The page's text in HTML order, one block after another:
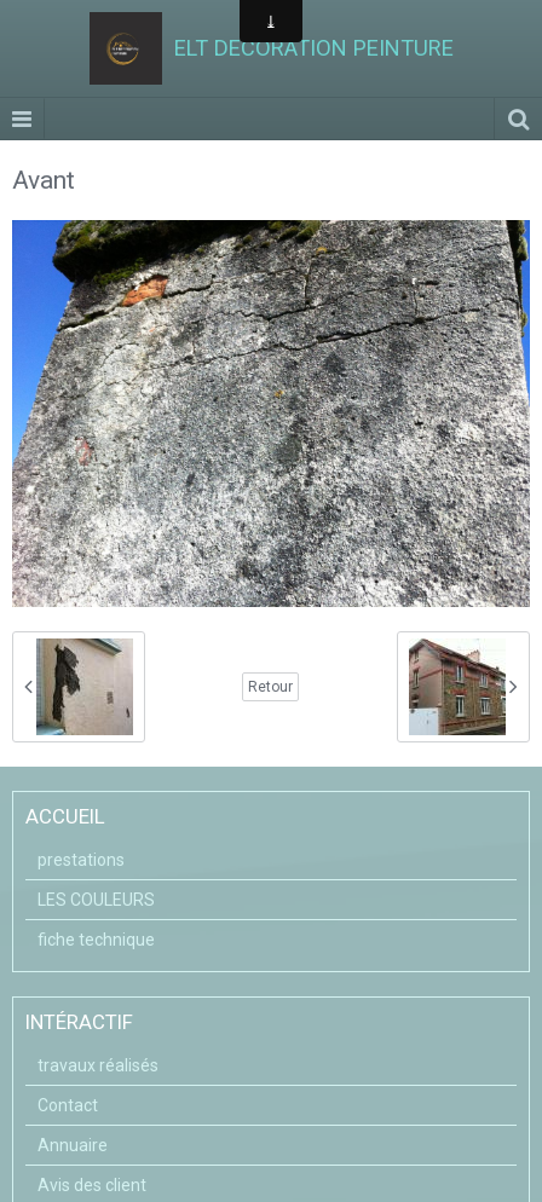
ELT DECORATION PEINTURE
Avant
Retour
ACCUEIL
prestations
LES COULEURS
fiche technique
INTÉRACTIF
travaux réalisés
Contact
Annuaire
Avis des client